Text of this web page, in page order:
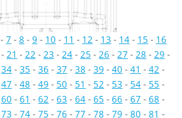
- 7 - 8 - 9 - 10 - 11 - 12 - 13 - 14 - 15 - 16
- 21 - 22 - 23 - 24 - 25 - 26 - 27 - 28 - 29 -
34 - 35 - 36 - 37 - 38 - 39 - 40 - 41 - 42 -
47 - 48 - 49 - 50 - 51 - 52 - 53 - 54 - 55 -
60 - 61 - 62 - 63 - 64 - 65 - 66 - 67 - 68 -
73 - 74 - 75 - 76 - 77 - 78 - 79 - 80 - 81 -